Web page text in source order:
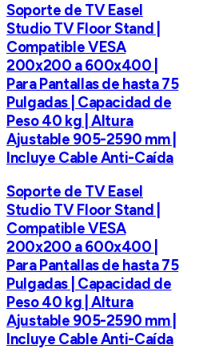
Soporte de TV Easel
Studio TV Floor Stand |
Compatible VESA
200x200 a 600x400 |
Para Pantallas de hasta 75
Pulgadas | Capacidad de
Peso 40 kg | Altura
Ajustable 905-2590 mm |
Incluye Cable Anti-Caída
Soporte de TV Easel
Studio TV Floor Stand |
Compatible VESA
200x200 a 600x400 |
Para Pantallas de hasta 75
Pulgadas | Capacidad de
Peso 40 kg | Altura
Ajustable 905-2590 mm |
Incluye Cable Anti-Caída